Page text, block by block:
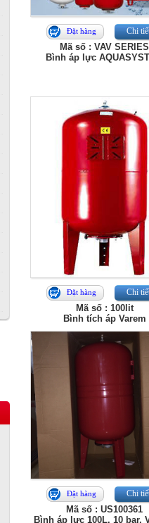
Đặt hàng Chi
Mã số : VAV SERIES
Bình áp lực
Đặt hàng Chi
Mã số : 100lit
Bình tích áp Varem
Đặt hàng Chi
Mã số : US100361
Bình áp lực 100L, 10 bar,